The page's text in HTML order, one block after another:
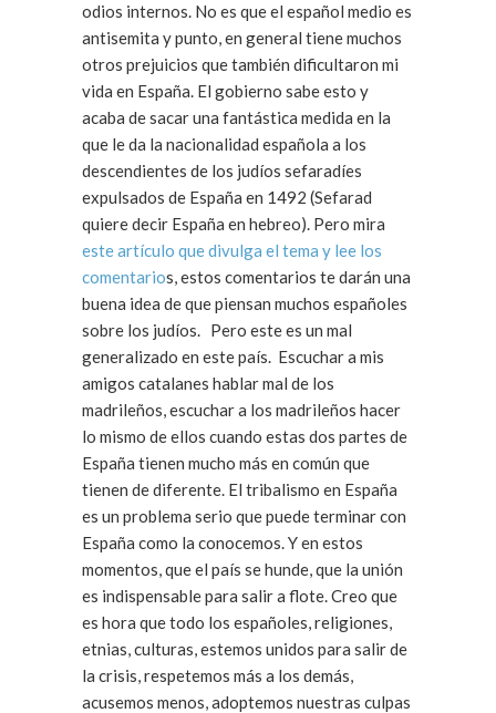
odios internos. No es que el español medio es
antisemita y punto, en general tiene muchos
otros prejuicios que también dificultaron mi
vida en España. El gobierno sabe esto y
acaba de sacar una fantástica medida en la
que le da la nacionalidad española a los
descendientes de los judíos sefaradíes
expulsados de España en 1492 (Sefarad
quiere decir España en hebreo). Pero mira
este artículo que divulga el tema y lee los
comentarios, estos comentarios te darán una
buena idea de que piensan muchos españoles
sobre los judíos. Pero este es un mal
generalizado en este país. Escuchar a mis
amigos catalanes hablar mal de los
madrileños, escuchar a los madrileños hacer
lo mismo de ellos cuando estas dos partes de
España tienen mucho más en común que
tienen de diferente. El tribalismo en España
es un problema serio que puede terminar con
España como la conocemos. Y en estos
momentos, que el país se hunde, que la unión
es indispensable para salir a flote. Creo que
es hora que todo los españoles, religiones,
etnias, culturas, estemos unidos para salir de
la crisis, respetemos más a los demás,
acusemos menos, adoptemos nuestras culpas